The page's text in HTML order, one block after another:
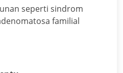
seperti sindrom
familial